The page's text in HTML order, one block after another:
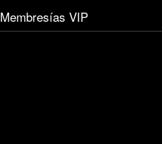
Membresías VIP